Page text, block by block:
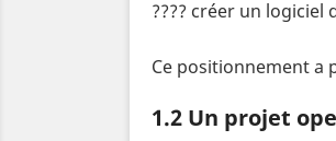
???? créer un logiciel
Ce positionnement a
1.2 Un projet